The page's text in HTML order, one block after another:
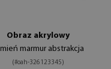
Obraz akrylowy
marmur abstrakcja
(#oah-326123345)